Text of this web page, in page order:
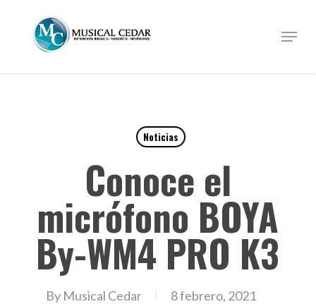
Menu
Noticias
Conoce el
micrófono BOYA
By-WM4 PRO K3
By Musical Cedar 8 febrero, 2021
Close